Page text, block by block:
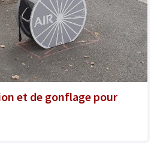
et de gonflage pour